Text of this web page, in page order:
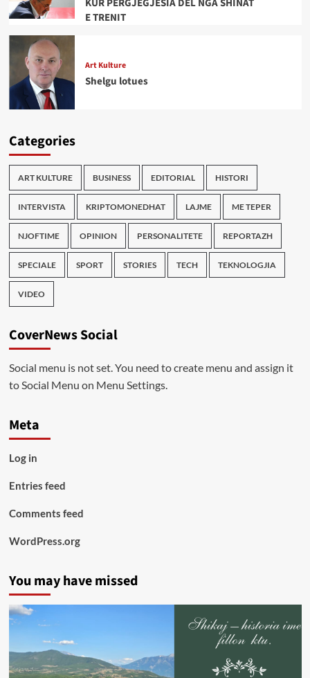
KUR PËRGJEGJËSIA DEL NGA SHINAT
E TRENIT
Art Kulture
Shelgu lotues
Categories
ART KULTURE BUSINESS EDITORIAL HISTORI
INTERVISTA KRIPTOMONEDHAT LAJME ME TEPER
NJOFTIME OPINION PERSONALITETE REPORTAZH
SPECIALE SPORT STORIES TECH TEKNOLOGJIA
VIDEO
CoverNews Social
Social menu is not set. You need to create menu and assign it
to Social Menu on Menu Settings.
Meta
Log in
Entries feed
Comments feed
WordPress.org
You may have missed